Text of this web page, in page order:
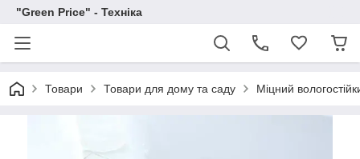
"Green Price" - Техніка
Товари Товари для дому та саду Міцний